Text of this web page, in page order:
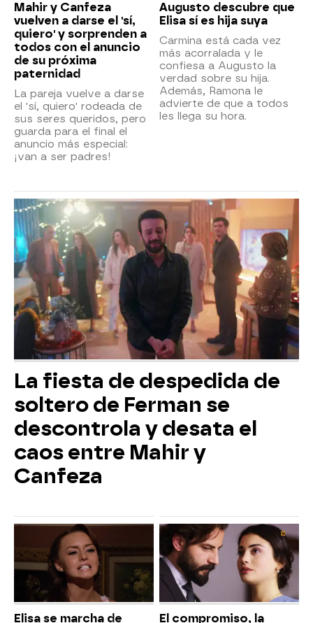
Mahir y Canfeza
vuelven a darse el 'sí,
quiero' y sorprenden a
todos con el anuncio
de su próxima
paternidad
La pareja vuelve a darse
el 'sí, quiero' rodeada de
sus seres queridos, pero
guarda para el final el
anuncio más especial:
¡van a ser padres!
Augusto descubre que
Elisa sí es hija suya
Carmina está cada vez
más acorralada y le
confiesa a Augusto la
verdad sobre su hija.
Además, Ramona le
advierte de que a todos
les llega su hora.
La fiesta de despedida de
soltero de Ferman se
descontrola y desata el
caos entre Mahir y
Canfeza
Elisa se marcha de
El compromiso, la